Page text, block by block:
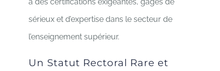
sérieux et d’expertise dans le secteur de
l’enseignement supérieur.
Un Statut Rectoral Rare et